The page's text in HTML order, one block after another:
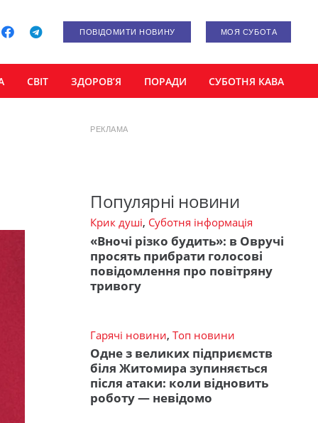
ПОВІДОМИТИ НОВИНУ МОЯ СУБОТА
СВІТ ЗДОРОВ’Я ПОРАДИ СУБОТНЯ КАВА
РЕКЛАМА
Популярні новини
Крик душі, Суботня інформація
«Вночі різко будить»: в Овручі
просять прибрати голосові
повідомлення про повітряну
тривогу
Гарячі новини, Топ новини
Одне з великих підприємств
біля Житомира зупиняється
після атаки: коли відновить
роботу — невідомо